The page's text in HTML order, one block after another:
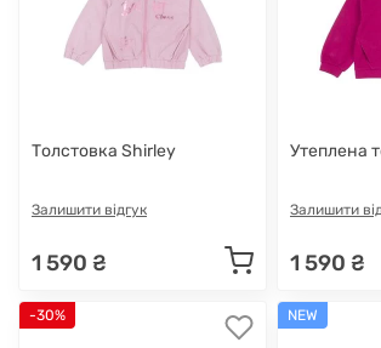
Толстовка Shirley
Залишити відгук
1 590 ₴
Утеплена
Залишити
1 590 ₴
-30% NEW